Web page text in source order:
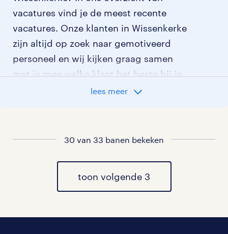
vacatures vind je de meest recente
vacatures. Onze klanten in Wissenkerke
zijn altijd op zoek naar gemotiveerd
personeel en wij kijken graag samen
met je mee welke klant het beste bij je
vacatures in Kortgene
lees meer
30 van 33 banen bekeken
toon volgende 3